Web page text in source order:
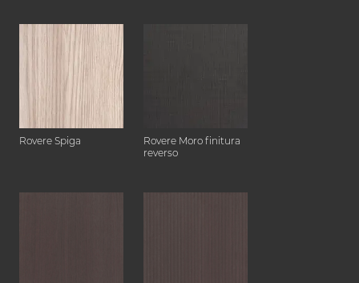
Rovere Spiga
Rovere Moro finitura
reverso